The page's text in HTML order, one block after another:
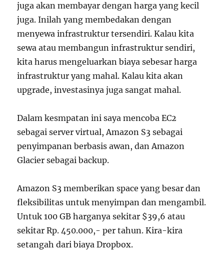
juga akan membayar dengan harga yang kecil
juga. Inilah yang membedakan dengan
menyewa infrastruktur tersendiri. Kalau kita
sewa atau membangun infrastruktur sendiri,
kita harus mengeluarkan biaya sebesar harga
infrastruktur yang mahal. Kalau kita akan
upgrade, investasinya juga sangat mahal.
Dalam kesmpatan ini saya mencoba EC2
sebagai server virtual, Amazon S3 sebagai
penyimpanan berbasis awan, dan Amazon
Glacier sebagai backup.
Amazon S3 memberikan space yang besar dan
fleksibilitas untuk menyimpan dan mengambil.
Untuk 100 GB harganya sekitar $39,6 atau
sekitar Rp. 450.000,- per tahun. Kira-kira
setangah dari biaya Dropbox.